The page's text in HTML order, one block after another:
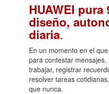
HUAWEI pura
diseño,
diaria.
En un momento en el
para contestar
trabajar, registrar
resolver tareas
que nunca.